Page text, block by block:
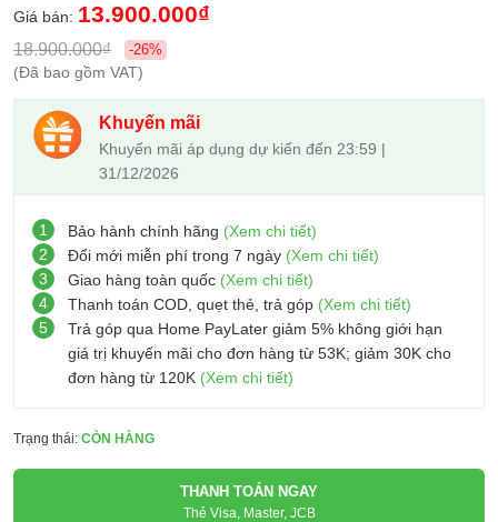
Giá bán: 13.900.000₫
18.900.000₫ -26%
(Đã bao gồm VAT)
Khuyến mãi
Khuyến mãi áp dụng dự kiến đến 23:59 |
31/12/2026
1 Bảo hành chính hãng (Xem chi tiết)
2
Đổi mới miễn phí trong 7 ngày (Xem chi tiết)
3
Giao hàng toàn quốc (Xem chi tiết)
4
Thanh toán COD, quẹt thẻ, trả góp (Xem chi tiết)
5
Trả góp qua Home PayLater giảm 5% không giới hạn
giá trị khuyến mãi cho đơn hàng từ 53K; giảm 30K cho
đơn hàng từ 120K (Xem chi tiết)
Trạng thái: CÒN HÀNG
THANH TOÁN NGAY
Thẻ Visa, Master, JCB